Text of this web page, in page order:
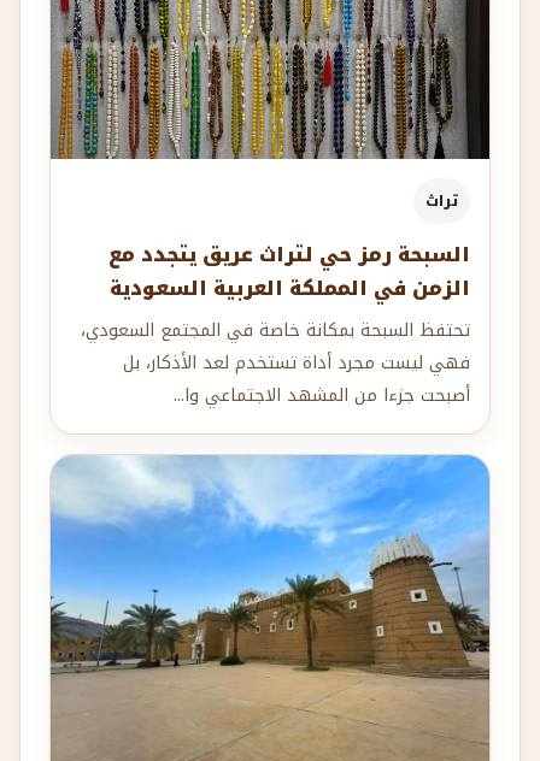
تراث
السبحة رمز حي لتراث عريق يتجدد مع
الزمن في المملكة العربية السعودية
تحتفظ السبحة بمكانة خاصة في المجتمع السعودي،
فهي ليست مجرد أداة تستخدم لعد الأذكار، بل
أصبحت جزءا من المشهد الاجتماعي وا...